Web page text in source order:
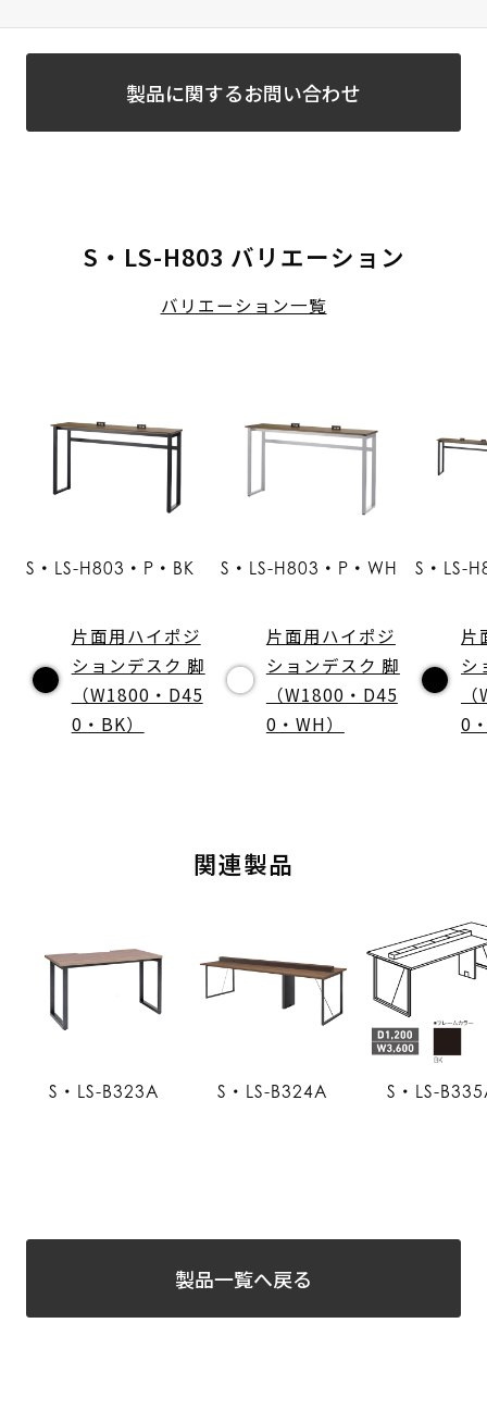
製品に関するお問い合わせ
S・LS-H803 バリエーション
バリエーション一覧
S・LS-H803・P・BK
片面用ハイポジ
ションデスク 脚
（W1800・D45
0・BK）
S・LS-H803・P・WH
片面用ハイポジ
ションデスク 脚
（W1800・D45
0・WH）
S・LS-
片
シ
0
関連製品
S・LS-B323A S・LS-B324A S・LS-
製品一覧へ戻る